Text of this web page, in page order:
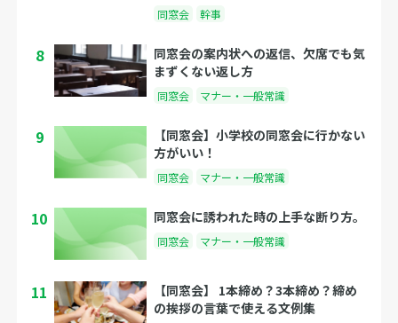
同窓会 幹事
8
同窓会の案内状への返信、欠席でも気
まずくない返し方
同窓会 マナー・一般常識
9
【同窓会】小学校の同窓会に行かない
方がいい！
同窓会 マナー・一般常識
10 同窓会に誘われた時の上手な断り方。
同窓会 マナー・一般常識
11
【同窓会】 1本締め？3本締め？締め
の挨拶の言葉で使える文例集